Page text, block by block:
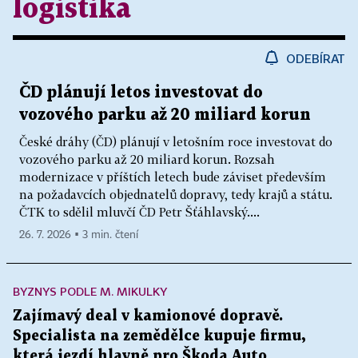
logistika
ODEBÍRAT
ČD plánují letos investovat do
vozového parku až 20 miliard korun
České dráhy (ČD) plánují v letošním roce investovat do
vozového parku až 20 miliard korun. Rozsah
modernizace v příštích letech bude záviset především
na požadavcích objednatelů dopravy, tedy krajů a státu.
ČTK to sdělil mluvčí ČD Petr Šťáhlavský....
26. 7. 2026 ▪ 3 min. čtení
BYZNYS PODLE M. MIKULKY
Zajímavý deal v kamionové dopravě.
Specialista na zemědělce kupuje firmu,